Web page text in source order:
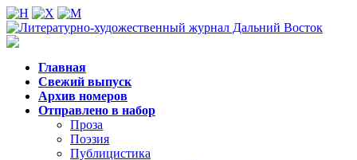
Главная
Свежий выпуск
Архив номеров
Отправлено в набор
Проза
Поэзия
Публицистика